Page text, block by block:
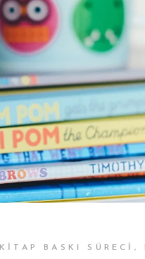
KITAP BASKI SÜRECI ,